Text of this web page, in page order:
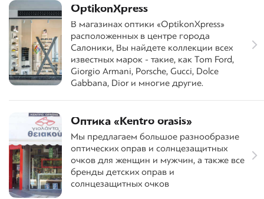
OptikonXpress
В магазинах оптики «OptikonXpress»
расположенных в центре города
Салоники, Вы найдете коллекции всех
известных марок - такие, как Tom Ford,
Giorgio Armani, Porsche, Gucci, Dolce
Gabbana, Dior и многие другие.
Оптика «Kentro orasis»
Мы предлагаем большое разнообразие
оптических оправ и солнцезащитных
очков для женщин и мужчин, а также все
бренды детских оправ и
солнцезащитных очков